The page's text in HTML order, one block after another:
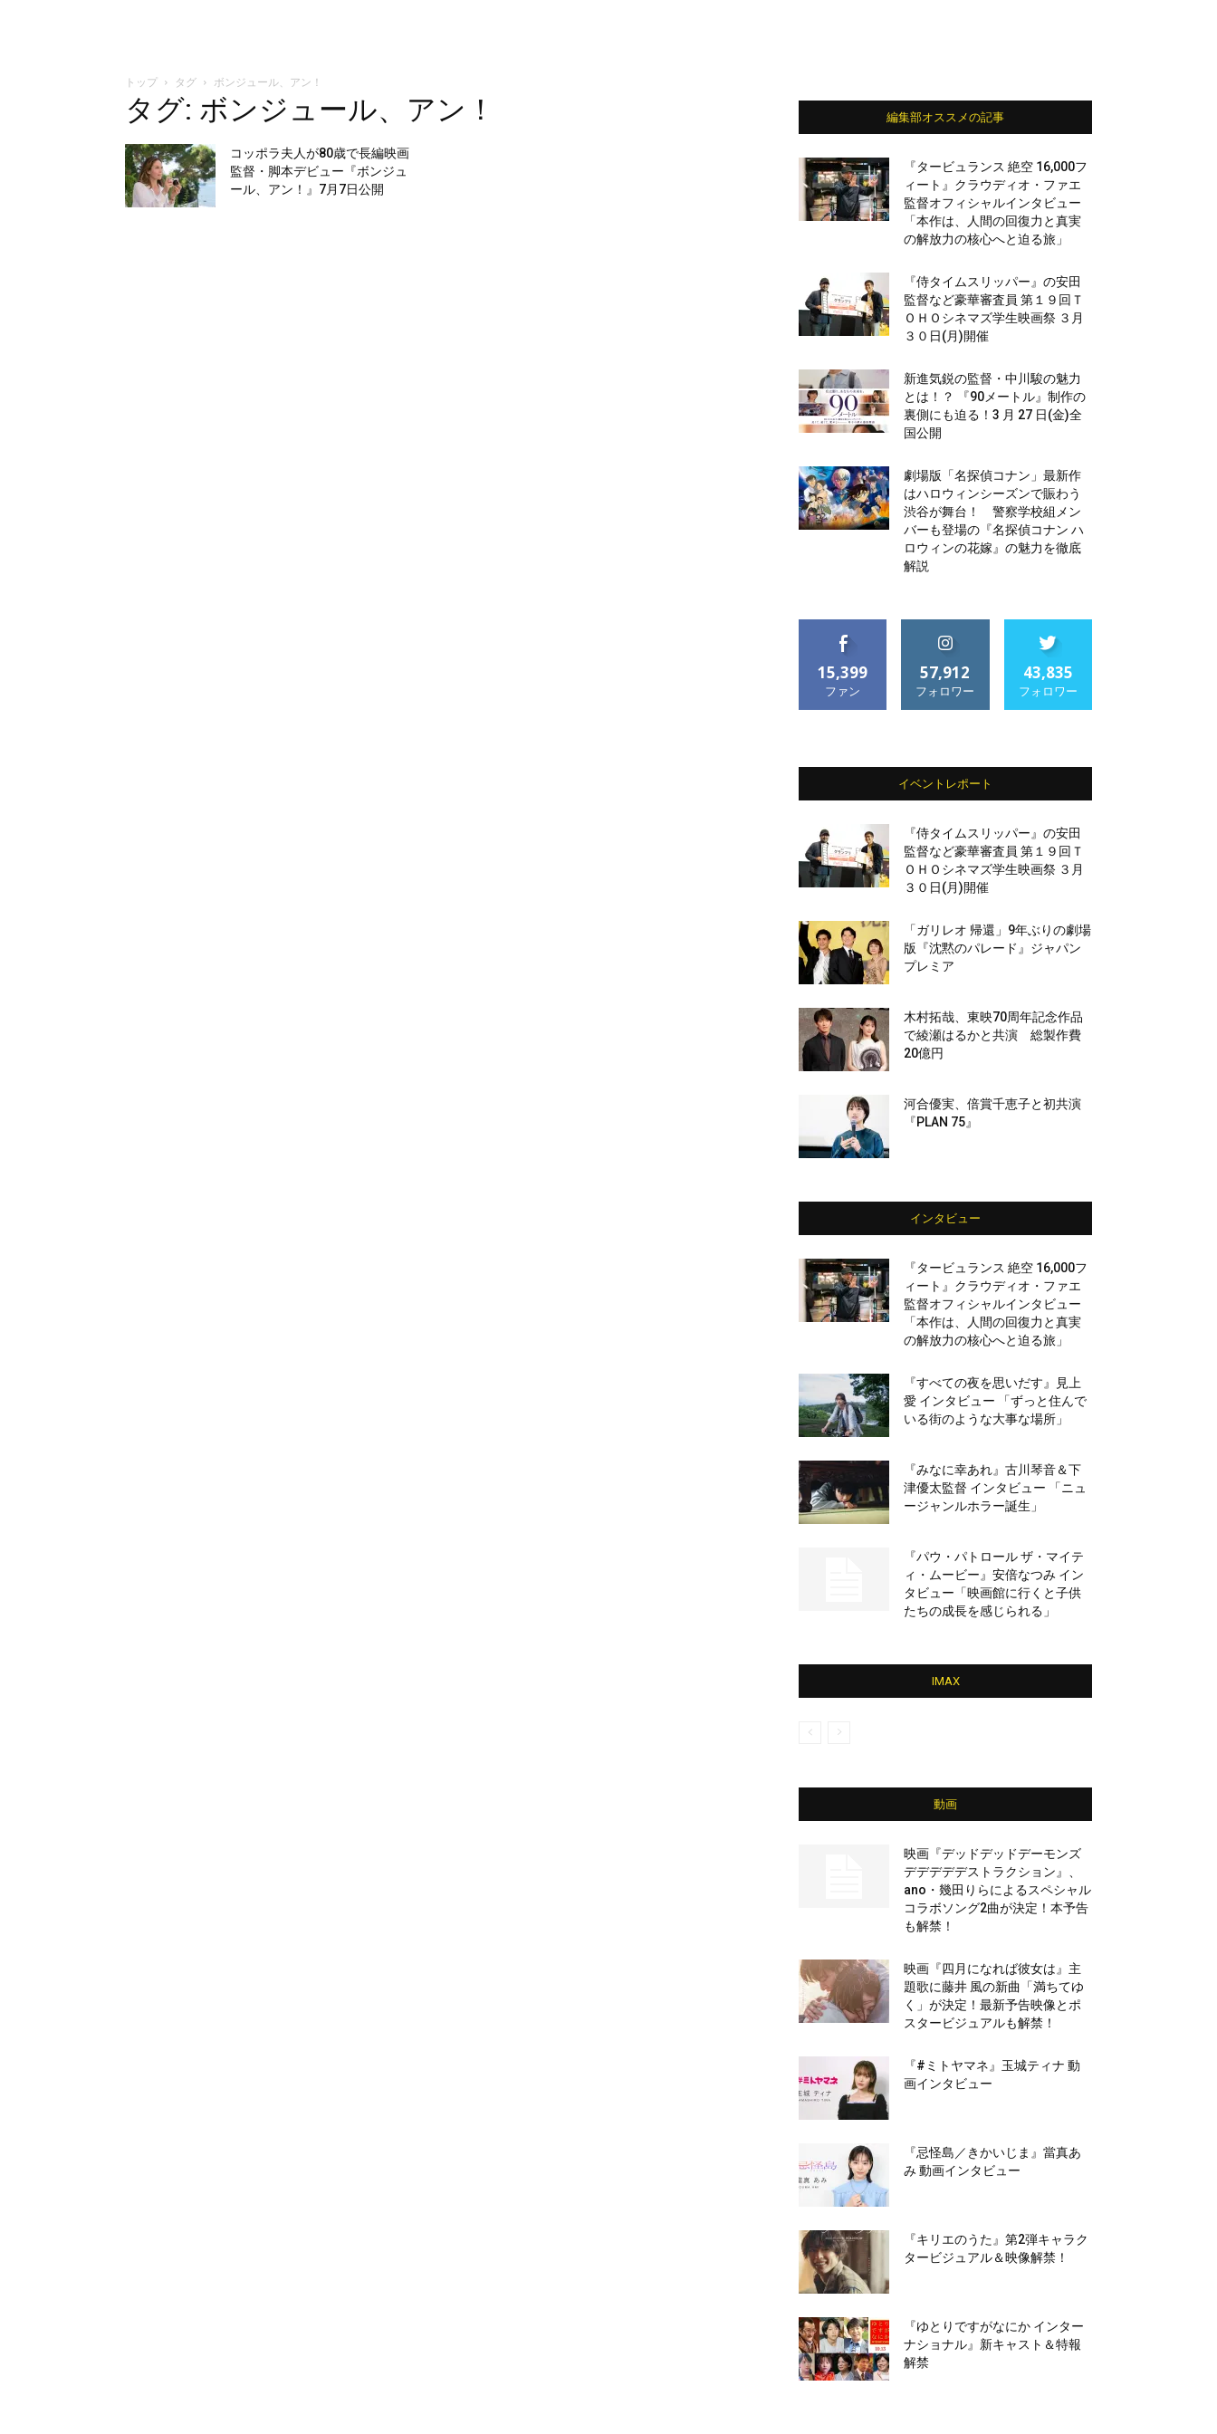
トップ タグ ボンジュール、アン！
タグ: ボンジュール、アン！
コッポラ夫人が80歳で長編映画
監督・脚本デビュー『ボンジュ
ール、アン！』7月7日公開
編集部オススメの記事
『タービュランス 絶空 16,000フ
ィート』クラウディオ・ファエ
監督オフィシャルインタビュー
「本作は、人間の回復力と真実
の解放力の核心へと迫る旅」
『侍タイムスリッパー』の安田
監督など豪華審査員 第１９回Ｔ
ＯＨＯシネマズ学生映画祭 ３月
３０日(月)開催
新進気鋭の監督・中川駿の魅力
とは！？ 『90メートル』制作の
裏側にも迫る！3 月 27 日(金)全
国公開
劇場版「名探偵コナン」最新作
はハロウィンシーズンで賑わう
渋谷が舞台！ 警察学校組メン
バーも登場の『名探偵コナン ハ
ロウィンの花嫁』の魅力を徹底
解説
15,399
ファン
57,912
フォロワー
43,835
フォロワー
イベントレポート
『侍タイムスリッパー』の安田
監督など豪華審査員 第１９回Ｔ
ＯＨＯシネマズ学生映画祭 ３月
３０日(月)開催
「ガリレオ 帰還」9年ぶりの劇場
版『沈黙のパレード』ジャパン
プレミア
木村拓哉、東映70周年記念作品
で綾瀬はるかと共演 総製作費
20億円
河合優実、倍賞千恵子と初共演
『PLAN 75』
インタビュー
『タービュランス 絶空 16,000フ
ィート』クラウディオ・ファエ
監督オフィシャルインタビュー
「本作は、人間の回復力と真実
の解放力の核心へと迫る旅」
『すべての夜を思いだす』見上
愛 インタビュー 「ずっと住んで
いる街のような大事な場所」
『みなに幸あれ』古川琴音＆下
津優太監督 インタビュー 「ニュ
ージャンルホラー誕生」
『パウ・パトロール ザ・マイテ
ィ・ムービー』安倍なつみ イン
タビュー「映画館に行くと子供
たちの成長を感じられる」
IMAX
動画
映画『デッドデッドデーモンズ
デデデデデストラクション』、
ano・幾田りらによるスペシャル
コラボソング2曲が決定！本予告
も解禁！
映画『四月になれば彼女は』主
題歌に藤井 風の新曲「満ちてゆ
く」が決定！最新予告映像とポ
スタービジュアルも解禁！
『#ミトヤマネ』玉城ティナ 動
画インタビュー
『忌怪島／きかいじま』當真あ
み 動画インタビュー
『キリエのうた』第2弾キャラク
タービジュアル＆映像解禁！
『ゆとりですがなにか インター
ナショナル』新キャスト＆特報
解禁